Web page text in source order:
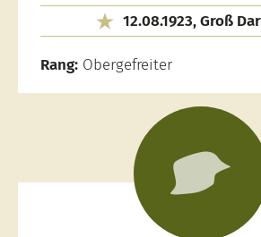
12.08.1923, Groß
Rang: Obergefreiter